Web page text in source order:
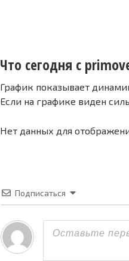
Что сегодня с
График показывает
Если на графике виден
Нет данных для
Подписаться